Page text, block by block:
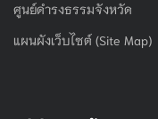
ศูนย์ดำรงธรรมจังหวัด
แผนผังเว็บไซต์ (Site Map)